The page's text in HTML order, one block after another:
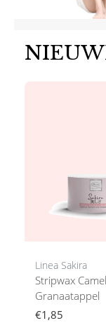
Linea Sakira
Stripwax
Granaatappel
€1,85